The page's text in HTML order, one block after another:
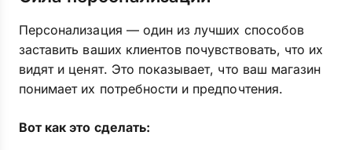
Персонализация — один из лучших способов
заставить ваших клиентов почувствовать, что их
видят и ценят. Это показывает, что ваш магазин
понимает их потребности и предпочтения.
Вот как это сделать: